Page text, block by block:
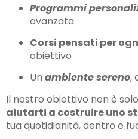
Programmi
avanzata
Corsi pensati per
obiettivo
Un ambiente sereno,
Il nostro obiettivo non è
aiutarti a costruire uno
tua quotidianità, dentro e